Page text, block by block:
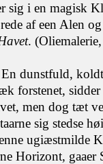
sig i en magisk
af een Alen
.
dunstfuld,
forstenet, sidder
men dog tæt
sig stedse
ugiæstmilde
Horizont, gaaer